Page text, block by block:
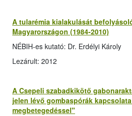
A tularémia kialakulását
Magyarországon (1984-2010)
NÉBIH-es kutató: Dr. Erdélyi Károly
Lezárult: 2012
A Csepeli szabadkikötő
jelen lévő gombaspórák
megbetegedéssel"